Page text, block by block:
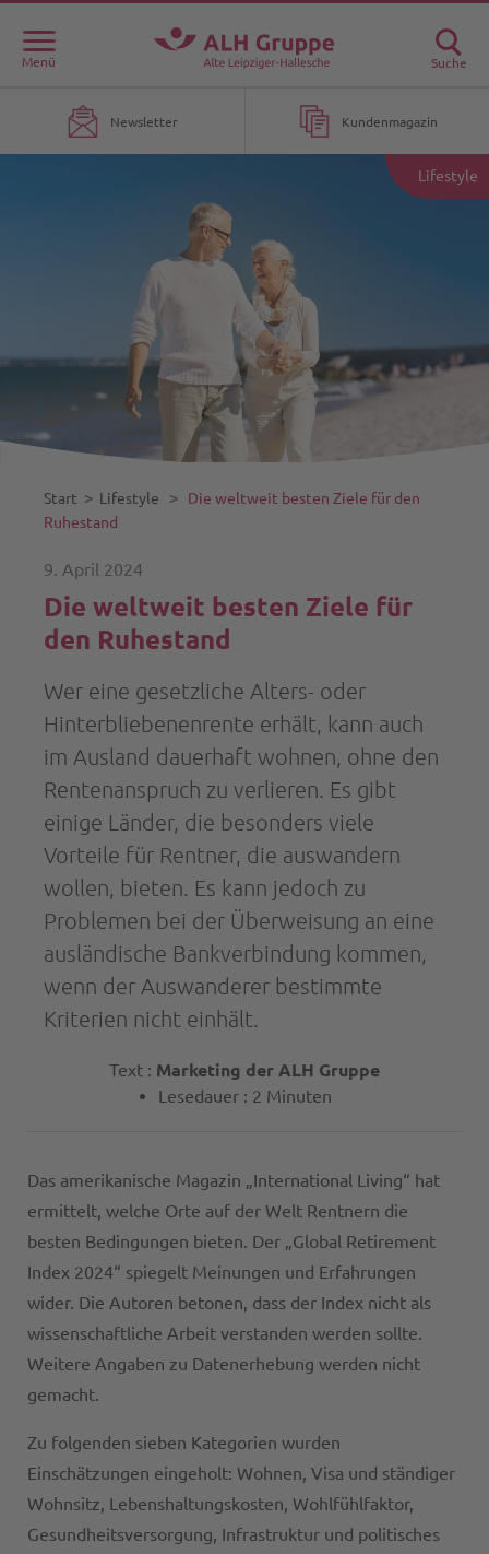
Menü Suche
Newsletter Kundenmagazin
Lifestyle
Start ˃ Lifestyle ˃ Die weltweit besten Ziele für den
Ruhestand
9. April 2024
Die weltweit besten Ziele für
den Ruhestand
Wer eine gesetzliche Alters- oder
Hinterbliebenenrente erhält, kann auch
im Ausland dauerhaft wohnen, ohne den
Rentenanspruch zu verlieren. Es gibt
einige Länder, die besonders viele
Vorteile für Rentner, die auswandern
wollen, bieten. Es kann jedoch zu
Problemen bei der Überweisung an eine
ausländische Bankverbindung kommen,
wenn der Auswanderer bestimmte
Kriterien nicht einhält.
Text : Marketing der ALH Gruppe
Lesedauer : 2 Minuten
Das amerikanische Magazin „International Living“ hat
ermittelt, welche Orte auf der Welt Rentnern die
besten Bedingungen bieten. Der „Global Retirement
Index 2024“ spiegelt Meinungen und Erfahrungen
wider. Die Autoren betonen, dass der Index nicht als
wissenschaftliche Arbeit verstanden werden sollte.
Weitere Angaben zu Datenerhebung werden nicht
gemacht.
Zu folgenden sieben Kategorien wurden
Einschätzungen eingeholt: Wohnen, Visa und ständiger
Wohnsitz, Lebenshaltungskosten, Wohlfühlfaktor,
Gesundheitsversorgung, Infrastruktur und politisches